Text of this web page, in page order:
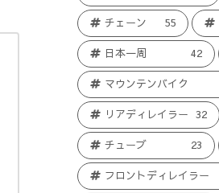
チェーン 55
日本一周 42
マウンテンバイク
リアディレイラー 32
チューブ 23
フロントディレイラー